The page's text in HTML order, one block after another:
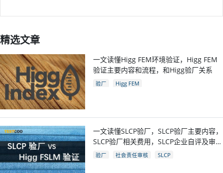
精选文章
一文读懂Higg FEM环境验证，Higg FEM
验证主要内容和流程，和Higg验厂关系
验厂 Higg FEM
一文读懂SLCP验厂，SLCP验厂主要内容，
SLCP验厂相关费用，SLCP企业自评及审核
流程
验厂 社会责任审核 SLCP